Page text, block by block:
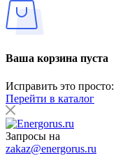
Ваша корзина пуста
Исправить это
Перейти в каталог
Запросы на
zakaz@energorus.ru